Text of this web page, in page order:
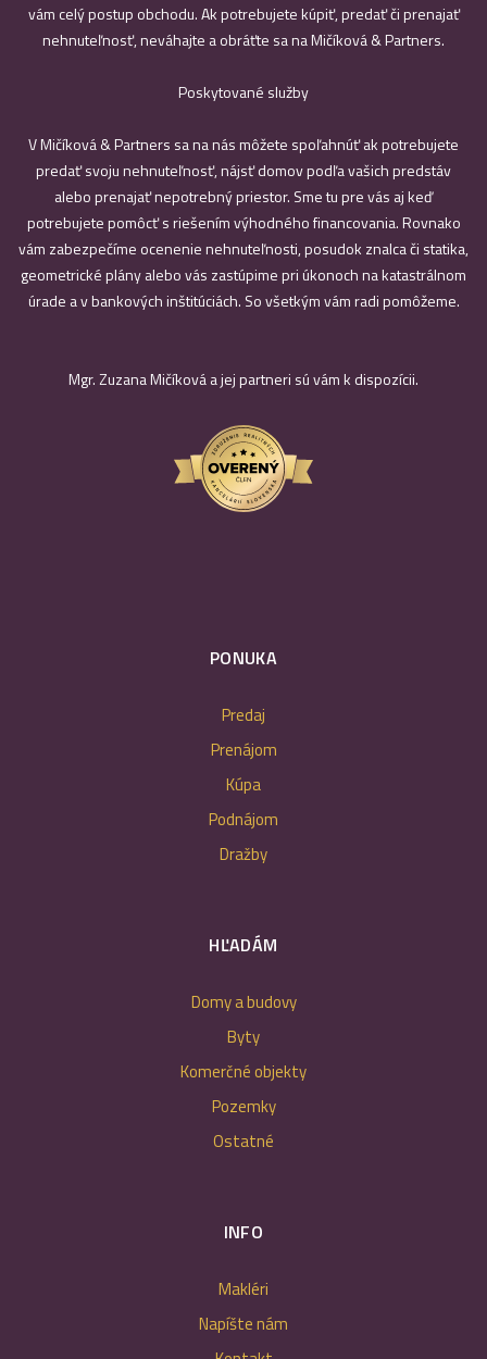
vám celý postup obchodu. Ak potrebujete kúpiť, predať či prenajať
nehnuteľnosť, neváhajte a obráťte sa na Mičíková & Partners.
Poskytované služby
V Mičíková & Partners sa na nás môžete spoľahnúť ak potrebujete
predať svoju nehnuteľnosť, nájsť domov podľa vašich predstáv
alebo prenajať nepotrebný priestor. Sme tu pre vás aj keď
potrebujete pomôcť s riešením výhodného financovania. Rovnako
vám zabezpečíme ocenenie nehnuteľnosti, posudok znalca či statika,
geometrické plány alebo vás zastúpime pri úkonoch na katastrálnom
úrade a v bankových inštitúciách. So všetkým vám radi pomôžeme.
Mgr. Zuzana Mičíková a jej partneri sú vám k dispozícii.
PONUKA
Predaj
Prenájom
Kúpa
Podnájom
Dražby
HĽADÁM
Domy a budovy
Byty
Komerčné objekty
Pozemky
Ostatné
INFO
Makléri
Napíšte nám